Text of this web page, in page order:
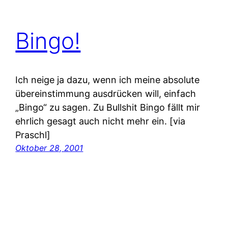
Bingo!
Ich neige ja dazu, wenn ich meine absolute
übereinstimmung ausdrücken will, einfach
„Bingo“ zu sagen. Zu Bullshit Bingo fällt mir
ehrlich gesagt auch nicht mehr ein. [via
Praschl]
Oktober 28, 2001